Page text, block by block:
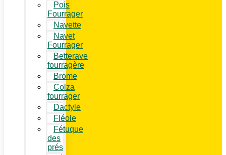
Pois
Fourrager
Navette
Navet
Fourrager
Betterave
fourragère
Brome
Colza
fourrager
Dactyle
Fléole
Fétuque
des
prés